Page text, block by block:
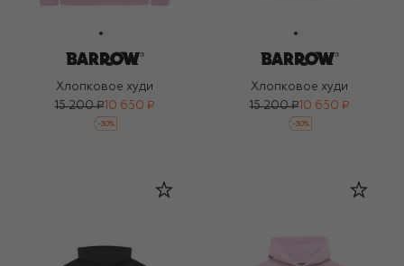
Хлопковое худи
15 200 ₽10 650 ₽
-30%
Хлопковое худи
15 200 ₽10 650 ₽
-30%